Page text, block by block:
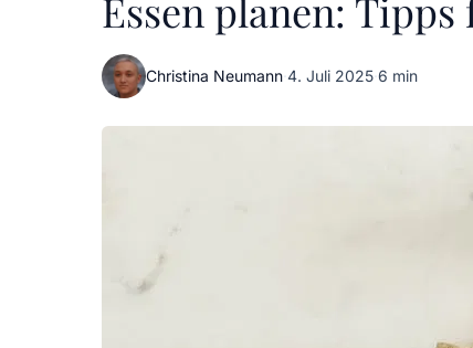
Essen planen:
Christina Neumann·4. Juli 2025·6 min